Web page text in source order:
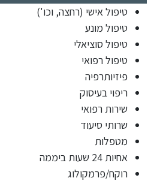
טיפול אישי (רחצה, וכו')
טיפול מונע
טיפול סוציאלי
טיפול רפואי
פיזיותרפיה
ריפוי בעיסוק
שירות רפואי
שרותי סיעוד
מטפלות
אחיות 24 שעות ביממה
רוקח/פרמקולוג